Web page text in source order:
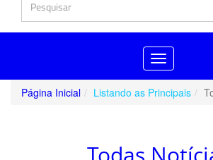
Toggle
navigation
Página Inicial
Listando as Principais